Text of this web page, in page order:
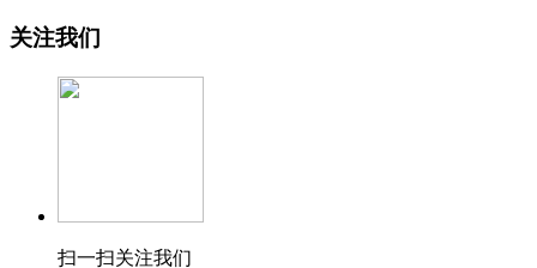
关注我们
扫一扫关注我们